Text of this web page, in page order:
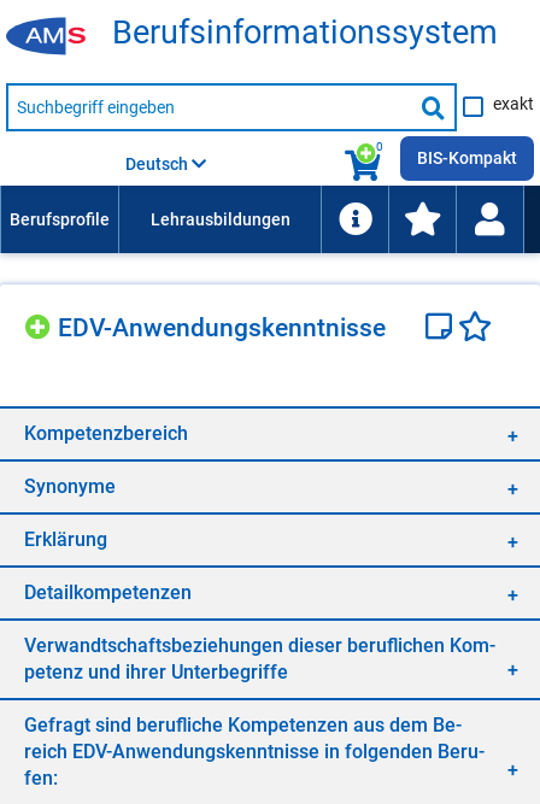
Be­rufs­in­for­ma­ti­ons­sys­tem
Suche
nach
Suche
starten
exakt
0
Deutsch BIS-Kompakt
EDV-An­wen­dungs­kennt­nis­se
Kom­pe­tenz­be­reich
Syn­ony­me
Er­klä­rung
De­tail­kom­pe­ten­zen
Ver­wandt­schafts­be­zie­hun­gen die­ser be­ruf­li­chen Kom­
pe­tenz und ih­rer Un­ter­be­grif­fe
Ge­fragt sind be­ruf­li­che Kom­pe­ten­zen aus dem Be­
reich EDV-An­wen­dungs­kennt­nis­se in fol­gen­den Be­ru­
fen: